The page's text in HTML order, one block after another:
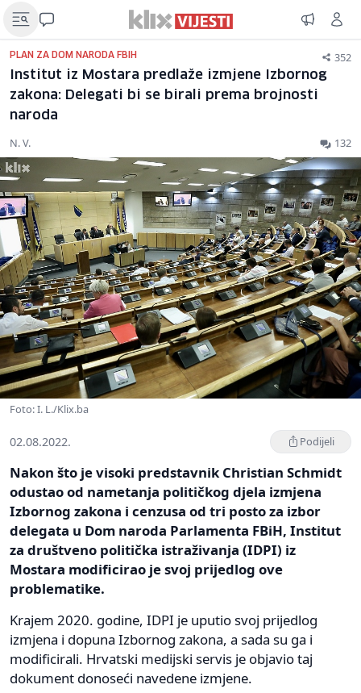
PLAN ZA DOM NARODA FBIH 352
Institut iz Mostara predlaže izmjene Izbornog
zakona: Delegati bi se birali prema brojnosti
naroda
N. V. 132
Foto: I. L./Klix.ba
02.08.2022. Podijeli
Nakon što je visoki predstavnik Christian Schmidt
odustao od nametanja političkog djela izmjena
Izbornog zakona i cenzusa od tri posto za izbor
delegata u Dom naroda Parlamenta FBiH, Institut
za društveno politička istraživanja (IDPI) iz
Mostara modificirao je svoj prijedlog ove
problematike.
Krajem 2020. godine, IDPI je uputio svoj prijedlog
izmjena i dopuna Izbornog zakona, a sada su ga i
modificirali. Hrvatski medijski servis je objavio taj
dokument donoseći navedene izmjene.